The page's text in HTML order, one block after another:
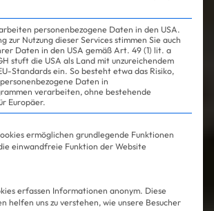
personenbezogene Daten in den USA.
zur Nutzung dieser Services stimmen Sie auch
Daten in den USA gemäß Art. 49 (1) lit. a
stuft die USA als Land mit unzureichendem
Standards ein. So besteht etwa das Risiko,
Daten in
verarbeiten, ohne bestehende
Europäer.
der Service-Gruppen, für die
ermöglichen grundlegende Funktionen
einwandfreie Funktion der Website
erfassen Informationen anonym. Diese
helfen uns zu verstehen, wie unsere Besucher